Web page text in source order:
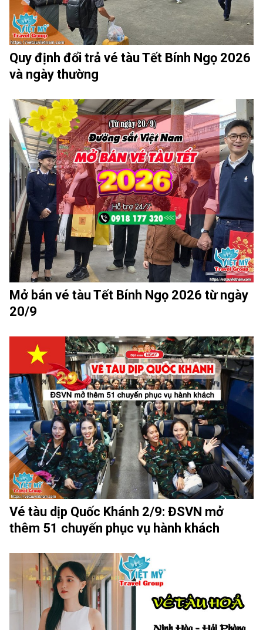
Quy định đổi trả vé tàu Tết Bính Ngọ 2026
và ngày thường
Mở bán vé tàu Tết Bính Ngọ 2026 từ ngày
20/9
Vé tàu dịp Quốc Khánh 2/9: ĐSVN mở
thêm 51 chuyến phục vụ hành khách